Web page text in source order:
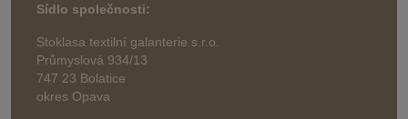
Sídlo společnosti:
Stoklasa textilní galanterie s.r.o.
Průmyslová 934/13
747 23 Bolatice
okres Opava